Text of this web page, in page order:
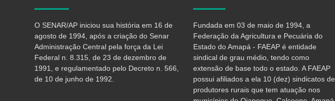
O SENAR/AP iniciou sua história em 16 de
agosto de 1994, após a criação do Senar
Administração Central pela força da Lei
Federal n. 8.315, de 23 de dezembro de
1991, e regulamentado pelo Decreto n. 566,
de 10 de junho de 1992.
Fundada em 03 de maio de 1994, a
Federação da Agricultura e Pecuária do
Estado do Amapá - FAEAP é entidade
sindical de grau médio, tendo como
extensão de base todo o estado. A FAEAP
possui afiliados a ela 10 (dez) sindicatos de
produtores rurais que tem atuação nos